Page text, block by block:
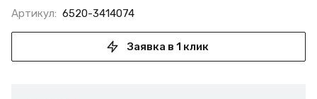
Артикул: 6520-3414074
Заявка в 1 клик